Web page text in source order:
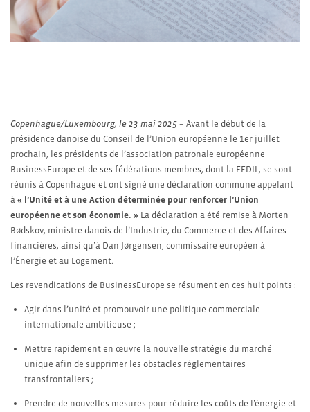
Copenhague/Luxembourg, le 23 mai 2025 – Avant le début de la
présidence danoise du Conseil de l’Union européenne le 1er juillet
prochain, les présidents de l’association patronale européenne
BusinessEurope et de ses fédérations membres, dont la FEDIL, se sont
réunis à Copenhague et ont signé une déclaration commune appelant
à « l’Unité et à une Action déterminée pour renforcer l’Union
européenne et son économie. » La déclaration a été remise à Morten
Bødskov, ministre danois de l’Industrie, du Commerce et des Affaires
financières, ainsi qu’à Dan Jørgensen, commissaire européen à
l’Énergie et au Logement.
Les revendications de BusinessEurope se résument en ces huit points :
Agir dans l’unité et promouvoir une politique commerciale
internationale ambitieuse ;
Mettre rapidement en œuvre la nouvelle stratégie du marché
unique afin de supprimer les obstacles réglementaires
transfrontaliers ;
Prendre de nouvelles mesures pour réduire les coûts de l’énergie et